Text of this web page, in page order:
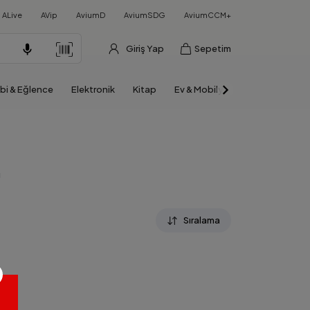
ALive AVip AviumD AviumSDG AviumCCM+
Giriş Yap Sepetim
& Eğlence Elektronik Kitap Ev & Mobilya
Sıralama